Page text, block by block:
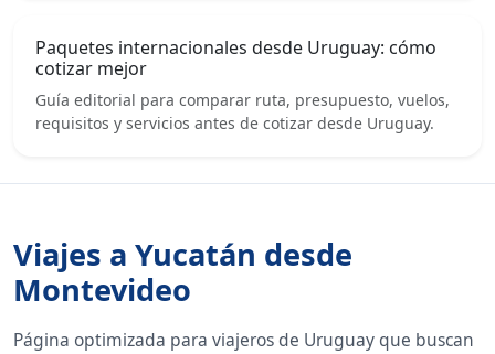
Paquetes internacionales desde Uruguay: cómo
cotizar mejor
Guía editorial para comparar ruta, presupuesto, vuelos,
requisitos y servicios antes de cotizar desde Uruguay.
Viajes a Yucatán desde
Montevideo
Página optimizada para viajeros de Uruguay que buscan